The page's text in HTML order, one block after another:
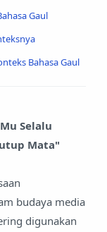
Gaul
Bahasa Gaul
Selalu
Mata"
budaya media
digunakan